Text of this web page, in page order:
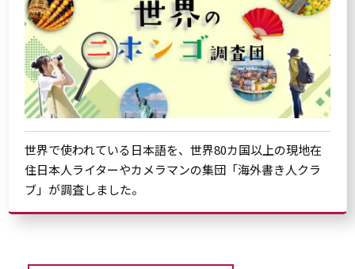
世界で使われている日本語を、世界80カ国以上の現地在
住日本人ライターやカメラマンの集団「海外書き人クラ
ブ」が調査しました。